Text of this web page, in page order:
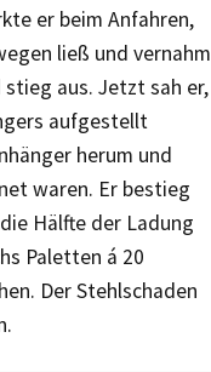
er beim Anfahren,
ließ und vernahm
aus. Jetzt sah er,
aufgestellt
herum und
waren. Er bestieg
Hälfte der Ladung
Paletten á 20
Der Stehlschaden